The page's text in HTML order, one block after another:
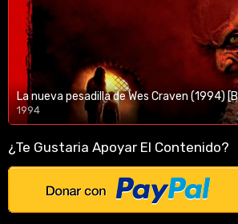
La nueva pesadilla de Wes Craven (1994)
1994
1080p/720p
¿Te Gustaria Apoyar El Contenido?